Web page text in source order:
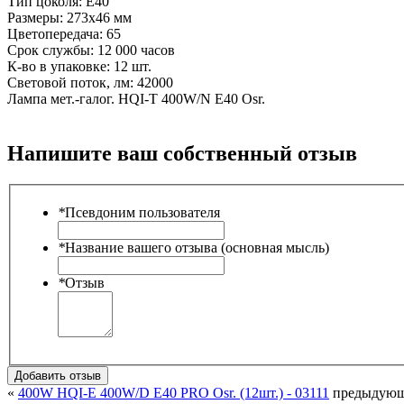
Размеры: 273х46 мм
Цветопередача: 65
Срок службы: 12 000 часов
К-во в упаковке: 12 шт.
Световой поток, лм: 42000
Лампа мет.-галог. HQI-T 400W/N E40 Osr.
Напишите ваш собственный отзыв
*Псевдоним пользователя
*Название вашего отзыва (основная мысль)
*Отзыв
Добавить отзыв
« 400W HQI-Е 400W/D E40 PRO Osr. (12шт.) - 03111